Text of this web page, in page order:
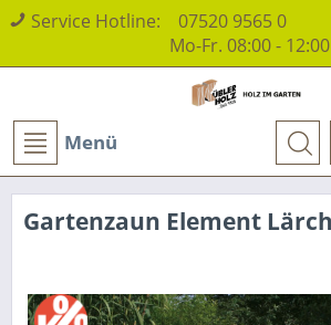
Service Hotline: 07520 9565 0
Mo-Fr. 08:00 -
Menü
Gartenzaun Element